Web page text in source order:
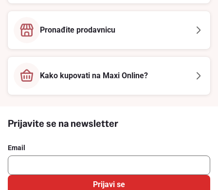
Pronađite prodavnicu
Kako kupovati na Maxi Online?
Prijavite se na newsletter
Email
Prijavi se